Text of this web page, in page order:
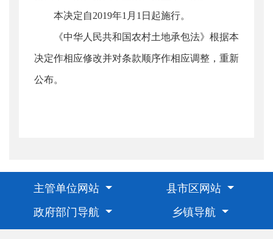
本决定自2019年1月1日起施行。
《中华人民共和国农村土地承包法》根据本
决定作相应修改并对条款顺序作相应调整，重新
公布。
主管单位网站
县市区网站
政府部门导航
乡镇导航